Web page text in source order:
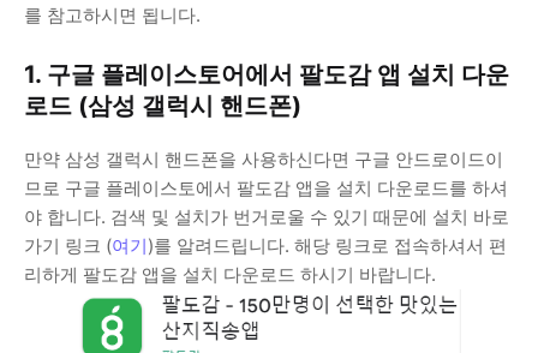
를 참고하시면 됩니다.
1. 구글 플레이스토어에서 팔도감 앱 설치 다운
로드 (삼성 갤럭시 핸드폰)
만약 삼성 갤럭시 핸드폰을 사용하신다면 구글 안드로이드이
므로 구글 플레이스토에서 팔도감 앱을 설치 다운로드를 하셔
야 합니다. 검색 및 설치가 번거로울 수 있기 때문에 설치 바로
가기 링크 (여기)를 알려드립니다. 해당 링크로 접속하셔서 편
리하게 팔도감 앱을 설치 다운로드 하시기 바랍니다.